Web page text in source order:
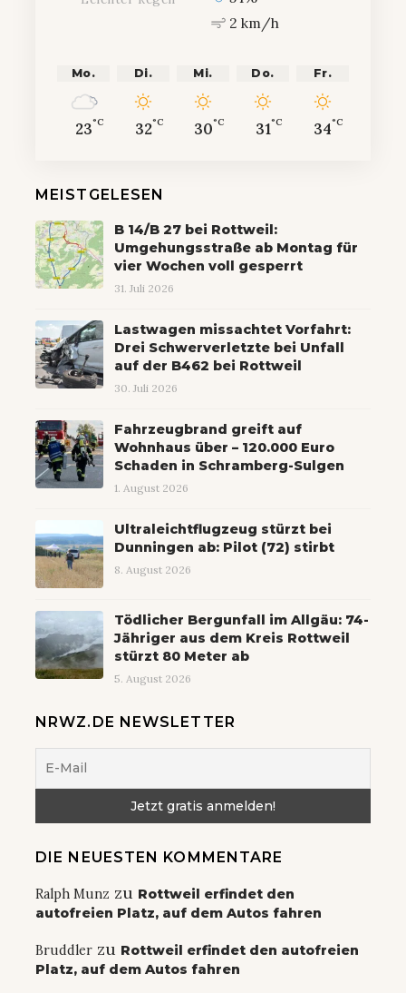
2 km/h
Mo.
23°C
Di.
32°C
Mi.
30°C
Do.
31°C
Fr.
34°C
MEISTGELESEN
B 14/B 27 bei Rottweil:
Umgehungsstraße ab Montag für
vier Wochen voll gesperrt
31. Juli 2026
Lastwagen missachtet Vorfahrt:
Drei Schwerverletzte bei Unfall
auf der B462 bei Rottweil
30. Juli 2026
Fahrzeugbrand greift auf
Wohnhaus über – 120.000 Euro
Schaden in Schramberg-Sulgen
1. August 2026
Ultraleichtflugzeug stürzt bei
Dunningen ab: Pilot (72) stirbt
8. August 2026
Tödlicher Bergunfall im Allgäu: 74-
Jähriger aus dem Kreis Rottweil
stürzt 80 Meter ab
5. August 2026
NRWZ.DE NEWSLETTER
DIE NEUESTEN KOMMENTARE
Ralph Munz zu Rottweil erfindet den
autofreien Platz, auf dem Autos fahren
Bruddler zu Rottweil erfindet den autofreien
Platz, auf dem Autos fahren